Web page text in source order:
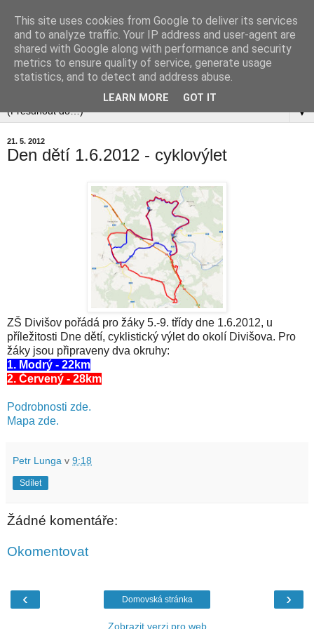
▼
21. 5. 2012
Den dětí 1.6.2012 - cyklovýlet
ZŠ Divišov pořádá pro žáky 5.-9. třídy dne 1.6.2012, u
příležitosti Dne dětí, cyklistický výlet do okolí Divišova. Pro
žáky jsou připraveny dva okruhy:
1. Modrý - 22km
2. Červený - 28km
Podrobnosti zde.
Mapa zde.
Petr Lunga v 9:18
Sdílet
Žádné komentáře:
Okomentovat
‹ ›
Domovská stránka
Zobrazit verzi pro web
This site uses cookies from Google to deliver its services
and to analyze traffic. Your IP address and user-agent are
shared with Google along with performance and security
metrics to ensure quality of service, generate usage
statistics, and to detect and address abuse.
LEARN MORE GOT IT